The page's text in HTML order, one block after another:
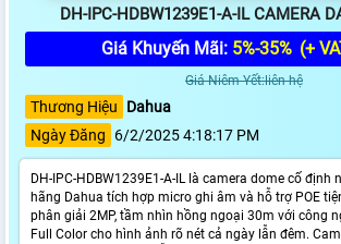
DH-IPC-HDBW1239E1-A-IL CAMERA
Giá Khuyến Mãi: 5%-35% (+
Giá Niêm Yết:liên hệ
Thương Hiệu
Dahua
Ngày Đăng
6/2/2025 4:18:17 PM
DH-IPC-HDBW1239E1-A-IL là camera dome cố định
hãng Dahua tích hợp micro ghi âm và hỗ trợ POE
phân giải 2MP, tầm nhìn hồng ngoại 30m với công
Full Color cho hình ảnh rõ nét cả ngày lẫn đêm.